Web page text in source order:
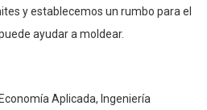
y establecemos un rumbo para el
ayudar a moldear.
Aplicada, Ingeniería